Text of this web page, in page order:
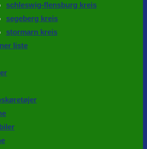
schleswig-flensburg kreis
segeberg kreis
stormarn kreis
liste